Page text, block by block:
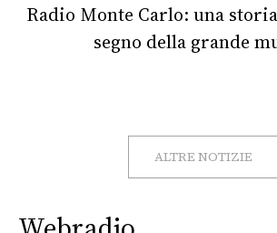
Radio Monte Carlo: una
segno della grande
ALTRE NOTIZIE